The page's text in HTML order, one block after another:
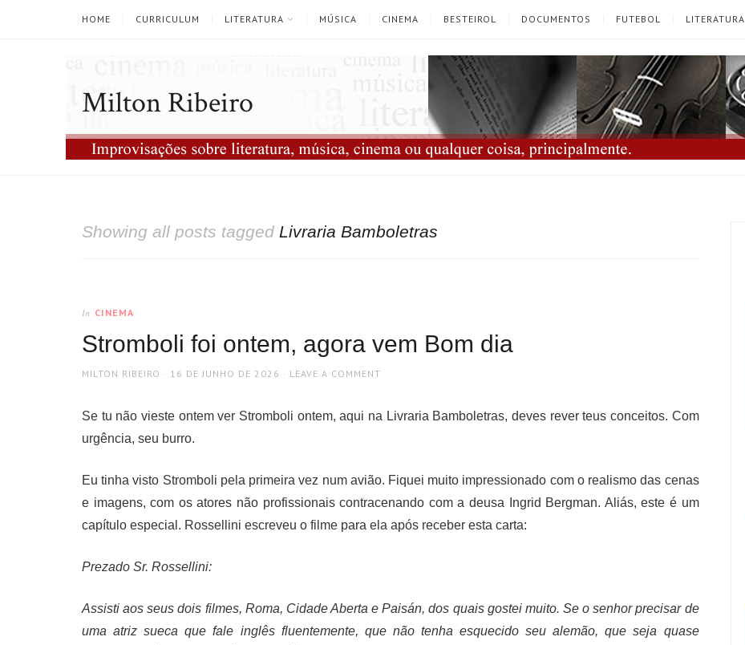
HOME CURRICULUM LITERATURA MÚSICA CINEMA BESTEIROL DOCUMENTOS FUTEBOL LITERATURA
Milton Ribeiro
Showing all posts tagged Livraria Bamboletras
In CINEMA
Stromboli foi ontem, agora vem Bom dia
AUTHOR
MILTON RIBEIRO
POSTED
16 DE JUNHO DE 2026 LEAVE A COMMENT
Se tu não vieste ontem ver Stromboli ontem, aqui na Livraria Bamboletras, deves rever teus conceitos. Com
urgência, seu burro.
Eu tinha visto Stromboli pela primeira vez num avião. Fiquei muito impressionado com o realismo das cenas
e imagens, com os atores não profissionais contracenando com a deusa Ingrid Bergman. Aliás, este é um
capítulo especial. Rossellini escreveu o filme para ela após receber esta carta:
Prezado Sr. Rossellini:
Assisti aos seus dois filmes, Roma, Cidade Aberta e Paisán, dos quais gostei muito. Se o senhor precisar de
uma atriz sueca que fale inglês fluentemente, que não tenha esquecido seu alemão, que seja quase